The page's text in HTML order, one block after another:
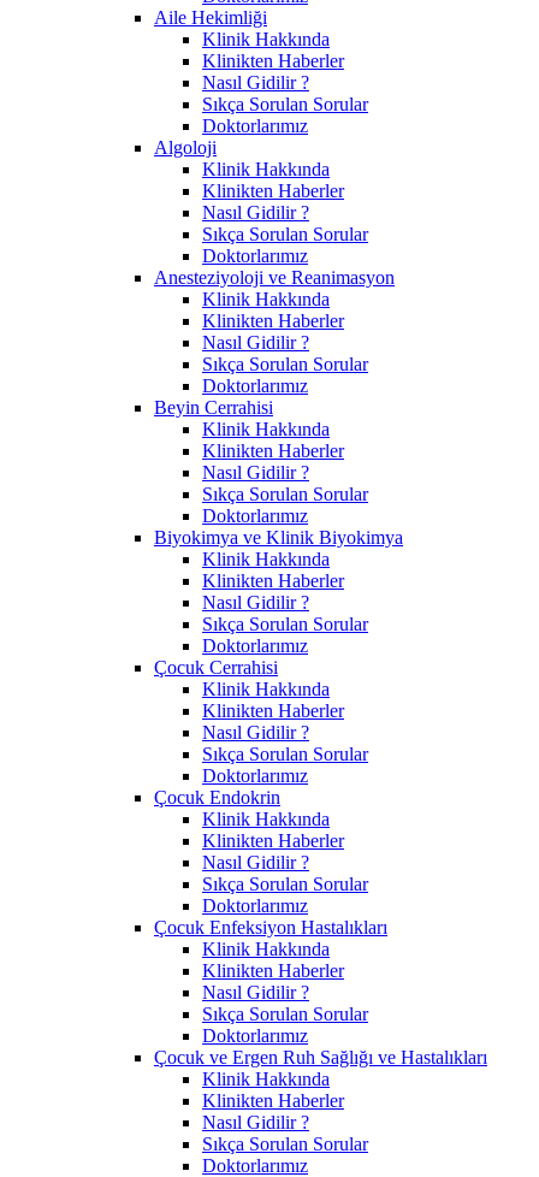
Aile Hekimliği
Klinik Hakkında
Klinikten Haberler
Nasıl Gidilir ?
Sıkça Sorulan Sorular
Doktorlarımız
Algoloji
Klinik Hakkında
Klinikten Haberler
Nasıl Gidilir ?
Sıkça Sorulan Sorular
Doktorlarımız
Anesteziyoloji ve Reanimasyon
Klinik Hakkında
Klinikten Haberler
Nasıl Gidilir ?
Sıkça Sorulan Sorular
Doktorlarımız
Beyin Cerrahisi
Klinik Hakkında
Klinikten Haberler
Nasıl Gidilir ?
Sıkça Sorulan Sorular
Doktorlarımız
Biyokimya ve Klinik Biyokimya
Klinik Hakkında
Klinikten Haberler
Nasıl Gidilir ?
Sıkça Sorulan Sorular
Doktorlarımız
Çocuk Cerrahisi
Klinik Hakkında
Klinikten Haberler
Nasıl Gidilir ?
Sıkça Sorulan Sorular
Doktorlarımız
Çocuk Endokrin
Klinik Hakkında
Klinikten Haberler
Nasıl Gidilir ?
Sıkça Sorulan Sorular
Doktorlarımız
Çocuk Enfeksiyon Hastalıkları
Klinik Hakkında
Klinikten Haberler
Nasıl Gidilir ?
Sıkça Sorulan Sorular
Doktorlarımız
Çocuk ve Ergen Ruh Sağlığı ve Hastalıkları
Klinik Hakkında
Klinikten Haberler
Nasıl Gidilir ?
Sıkça Sorulan Sorular
Doktorlarımız